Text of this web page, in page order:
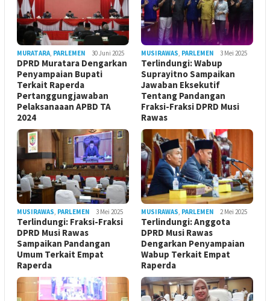
MURATARA, PARLEMEN 30 Juni 2025
DPRD Muratara Dengarkan
Penyampaian Bupati
Terkait Raperda
Pertanggungjawaban
Pelaksanaaan APBD TA
2024
MUSIRAWAS, PARLEMEN 3 Mei 2025
Terlindungi: Wabup
Suprayitno Sampaikan
Jawaban Eksekutif
Tentang Pandangan
Fraksi-Fraksi DPRD Musi
Rawas
MUSIRAWAS, PARLEMEN 3 Mei 2025
Terlindungi: Fraksi-Fraksi
DPRD Musi Rawas
Sampaikan Pandangan
Umum Terkait Empat
Raperda
MUSIRAWAS, PARLEMEN 2 Mei 2025
Terlindungi: Anggota
DPRD Musi Rawas
Dengarkan Penyampaian
Wabup Terkait Empat
Raperda